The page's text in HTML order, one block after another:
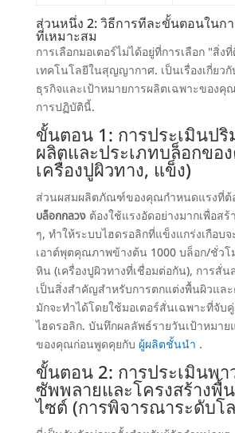
ส่วนหนึ่ง 2: วิธีการทีละขั้นตอนในกา
ที่เหมาะสม
การเลือกมอเตอร์ไม่ได้อยู่ที่การเลือก "สิ่ง
เทคโนโลยีในสุญญากาศ. เป็นเรื่องเกี่ย
ธุรกิจและเป้าหมายการผลิตเฉพาะของคุ
การปฏิบัตินี้.
ขั้นตอน 1: การประเมินป
ผลิตและประเภทบล็อกขอ
เครื่องปูผิวทาง, แข็ง)
ส่วนผสมผลิตภัณฑ์ของคุณกำหนดแรงที่ต้
บล็อกกลวง ต้องใช้แรงอัดอย่างมากเพื่อส
ๆ, ทำให้ระบบไฮดรอลิกที่แข็งแกร่งเกือบ
เอาต์พุตคุณภาพข้างต้น 1000 บล็อก/ชั่วโ
หิน (เครื่องปูผิวทางที่เชื่อมต่อกัน), การสั่น
เป็นสิ่งสำคัญสำหรับการตกแต่งพื้นผิวแล
มักจะทำได้โดยใช้มอเตอร์สั่นเฉพาะที่จับ
ไฮดรอลิก. บันทึกผลลัพธ์รายวันเป้าหมา
ของคุณก่อนพูดคุยกับ ผู้ผลิตชั้นนำ .
ขั้นตอน 2: การประเมินพา
ซัพพลายและโครงสร้างพื้
ไซต์ (การพิจารณาระดับโ